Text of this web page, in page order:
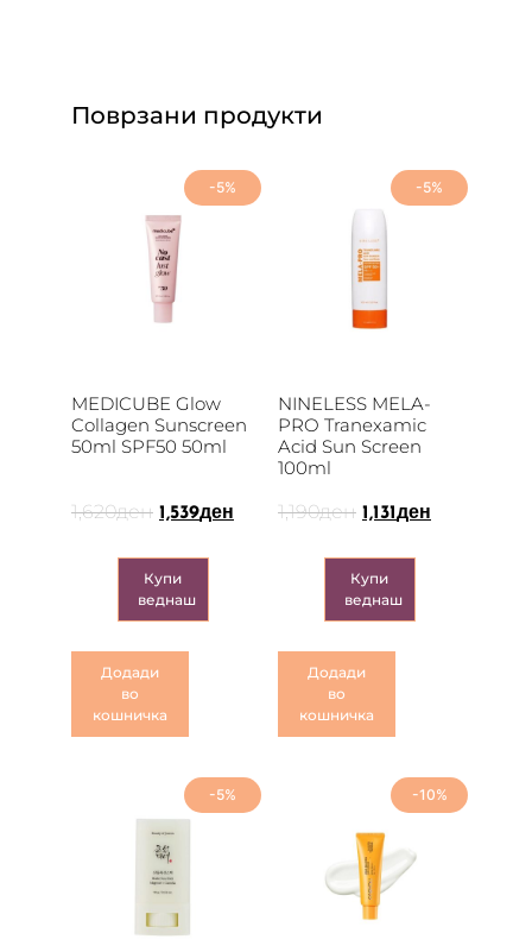
Поврзани продукти
-5%
MEDICUBE Glow
Collagen Sunscreen
50ml SPF50 50ml
1,620ден 1,539ден
Купи
веднаш
Додади
во
кошничка
-5%
NINELESS MELA-
PRO Tranexamic
Acid Sun Screen
100ml
1,190ден 1,131 ден
Купи
веднаш
Додади
во
кошничка
-5% -10%